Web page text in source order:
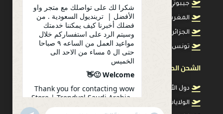
جيبوتي
المغرب
الجزائر
تونس
الشحن الدولي السريع دول أوروبا وأمريكا
دول الأتحاد الأوربي
الولايات المتحدة
شكرا لك على تواصلك مع متجر واو
الأفضل | ترينديول السعودية . من
فضلك أخبرنا كيف يمكننا خدمتك
وسيتم الرد على استفساركم خلال
مواعيد العمل من الساعه ٩ صباحا
حتى ال ٥ مساء من الاحد الى
الخميس
Welcome 🙂👋
Thank you for contacting wow
Store | Trendyol Saudi Arabia .
Please let us know how we can